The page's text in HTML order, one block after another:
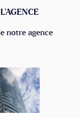
notre agence